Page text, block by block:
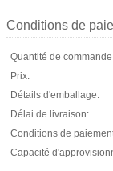
Conditions de
Quantité de
Prix:
Détails d'emballage:
Délai de livraison:
Conditions de
Capacité